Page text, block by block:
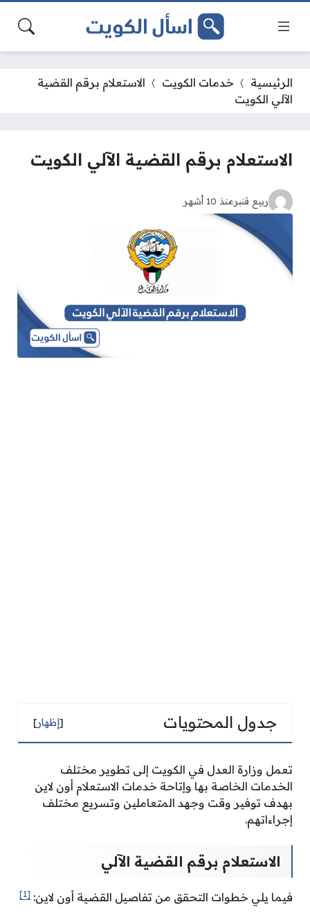
الرئيسية خدمات الكويت
الاستعلام برقم القضية
الآلي الكويت
الاستعلام برقم القضية الآلي الكويت
ربيع قنبرمنذ 10 أشهر
جدول المحتويات [إظهار]
تعمل وزارة العدل في الكويت إلى تطوير مختلف
الخدمات الخاصة بها وإتاحة خدمات الاستعلام أون لاين
بهدف توفير وقت وجهد المتعاملين وتسريع مختلف
إجراءاتهم.
الاستعلام برقم القضية الآلي
فيما يلي خطوات التحقق من تفاصيل القضية أون لاين: [1]